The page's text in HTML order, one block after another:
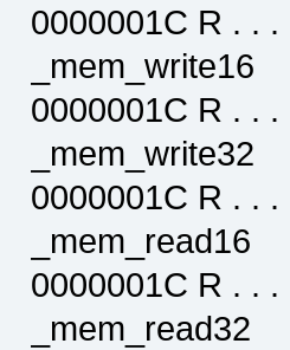
0000001C R . . .
0000001C R . . .
0000001C R . . .
0000001C R . . .